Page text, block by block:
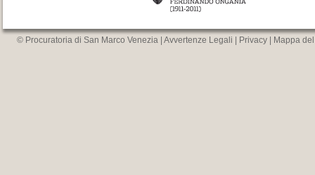
© Procuratoria di San Marco Venezia | Avvertenze Legali Privacy Mappa